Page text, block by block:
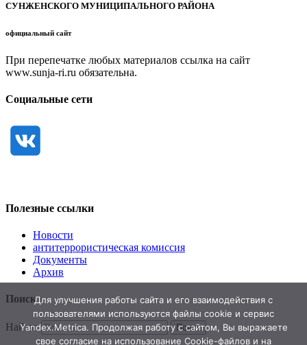
СУНЖЕНСКОГО МУНИЦИПАЛЬНОГО РАЙОНА
официальный сайт
При перепечатке любых материалов ссылка на сайт
www.sunja-ri.ru обязательна.
Социальные сети
Полезные ссылки
Новости
антитеррористическая комиссия
Документы
Архив
Поиск
Найти:
Для улучшения работы сайта и его взаимодействия с
пользователями используются файлы cookie и сервис
Yandex.Metrica. Продолжая работу с сайтом, Вы выражаете
свое согласие на использование Cookie-файлов и на